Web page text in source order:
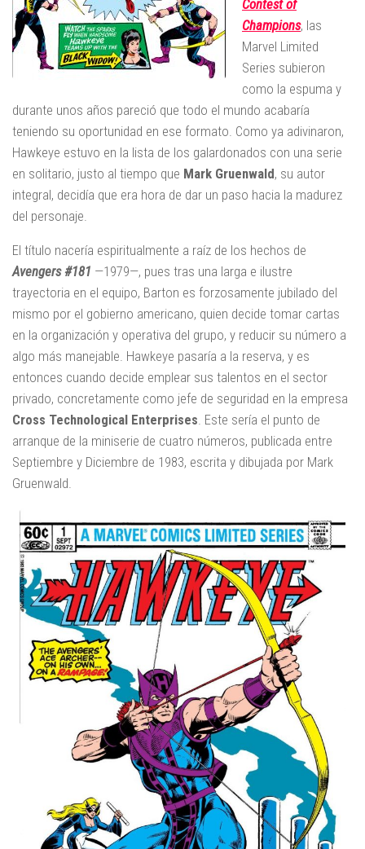
Contest of
Champions, las
Marvel Limited
Series subieron
como la espuma y
durante unos años pareció que todo el mundo acabaría
teniendo su oportunidad en ese formato. Como ya adivinaron,
Hawkeye estuvo en la lista de los galardonados con una serie
en solitario, justo al tiempo que Mark Gruenwald, su autor
integral, decidía que era hora de dar un paso hacia la madurez
del personaje.
El título nacería espiritualmente a raíz de los hechos de
Avengers #181 —1979—, pues tras una larga e ilustre
trayectoria en el equipo, Barton es forzosamente jubilado del
mismo por el gobierno americano, quien decide tomar cartas
en la organización y operativa del grupo, y reducir su número a
algo más manejable. Hawkeye pasaría a la reserva, y es
entonces cuando decide emplear sus talentos en el sector
privado, concretamente como jefe de seguridad en la empresa
Cross Technological Enterprises. Este sería el punto de
arranque de la miniserie de cuatro números, publicada entre
Septiembre y Diciembre de 1983, escrita y dibujada por Mark
Gruenwald.